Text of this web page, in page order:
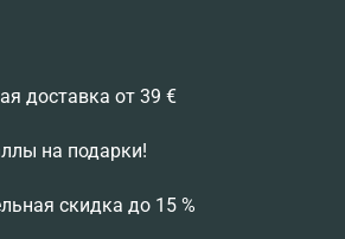
доставка от 39 €
на подарки!
скидка до 15 %